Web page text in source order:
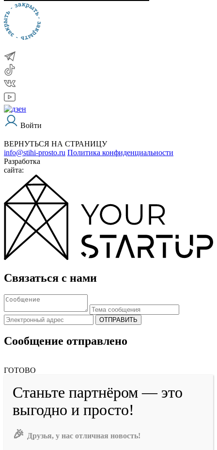
Войти
ВЕРНУТЬСЯ НА СТРАНИЦУ
info@stihi-prosto.ru Политика конфиденциальности
Разработка
сайта:
Связаться с нами
ОТПРАВИТЬ
Сообщение отправлено
ГОТОВО
Станьте партнёром — это
выгодно и просто!
🎉 Друзья, у нас отличная новость!